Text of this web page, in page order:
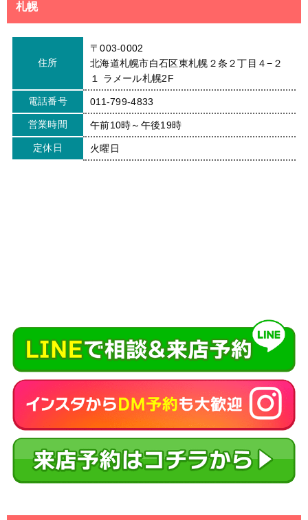
札幌
住所
〒003-0002
北海道札幌市白石区東札幌２条２丁目４−２
１ ラメール札幌2F
電話番号 011-799-4833
営業時間 午前10時～午後19時
定休日 火曜日